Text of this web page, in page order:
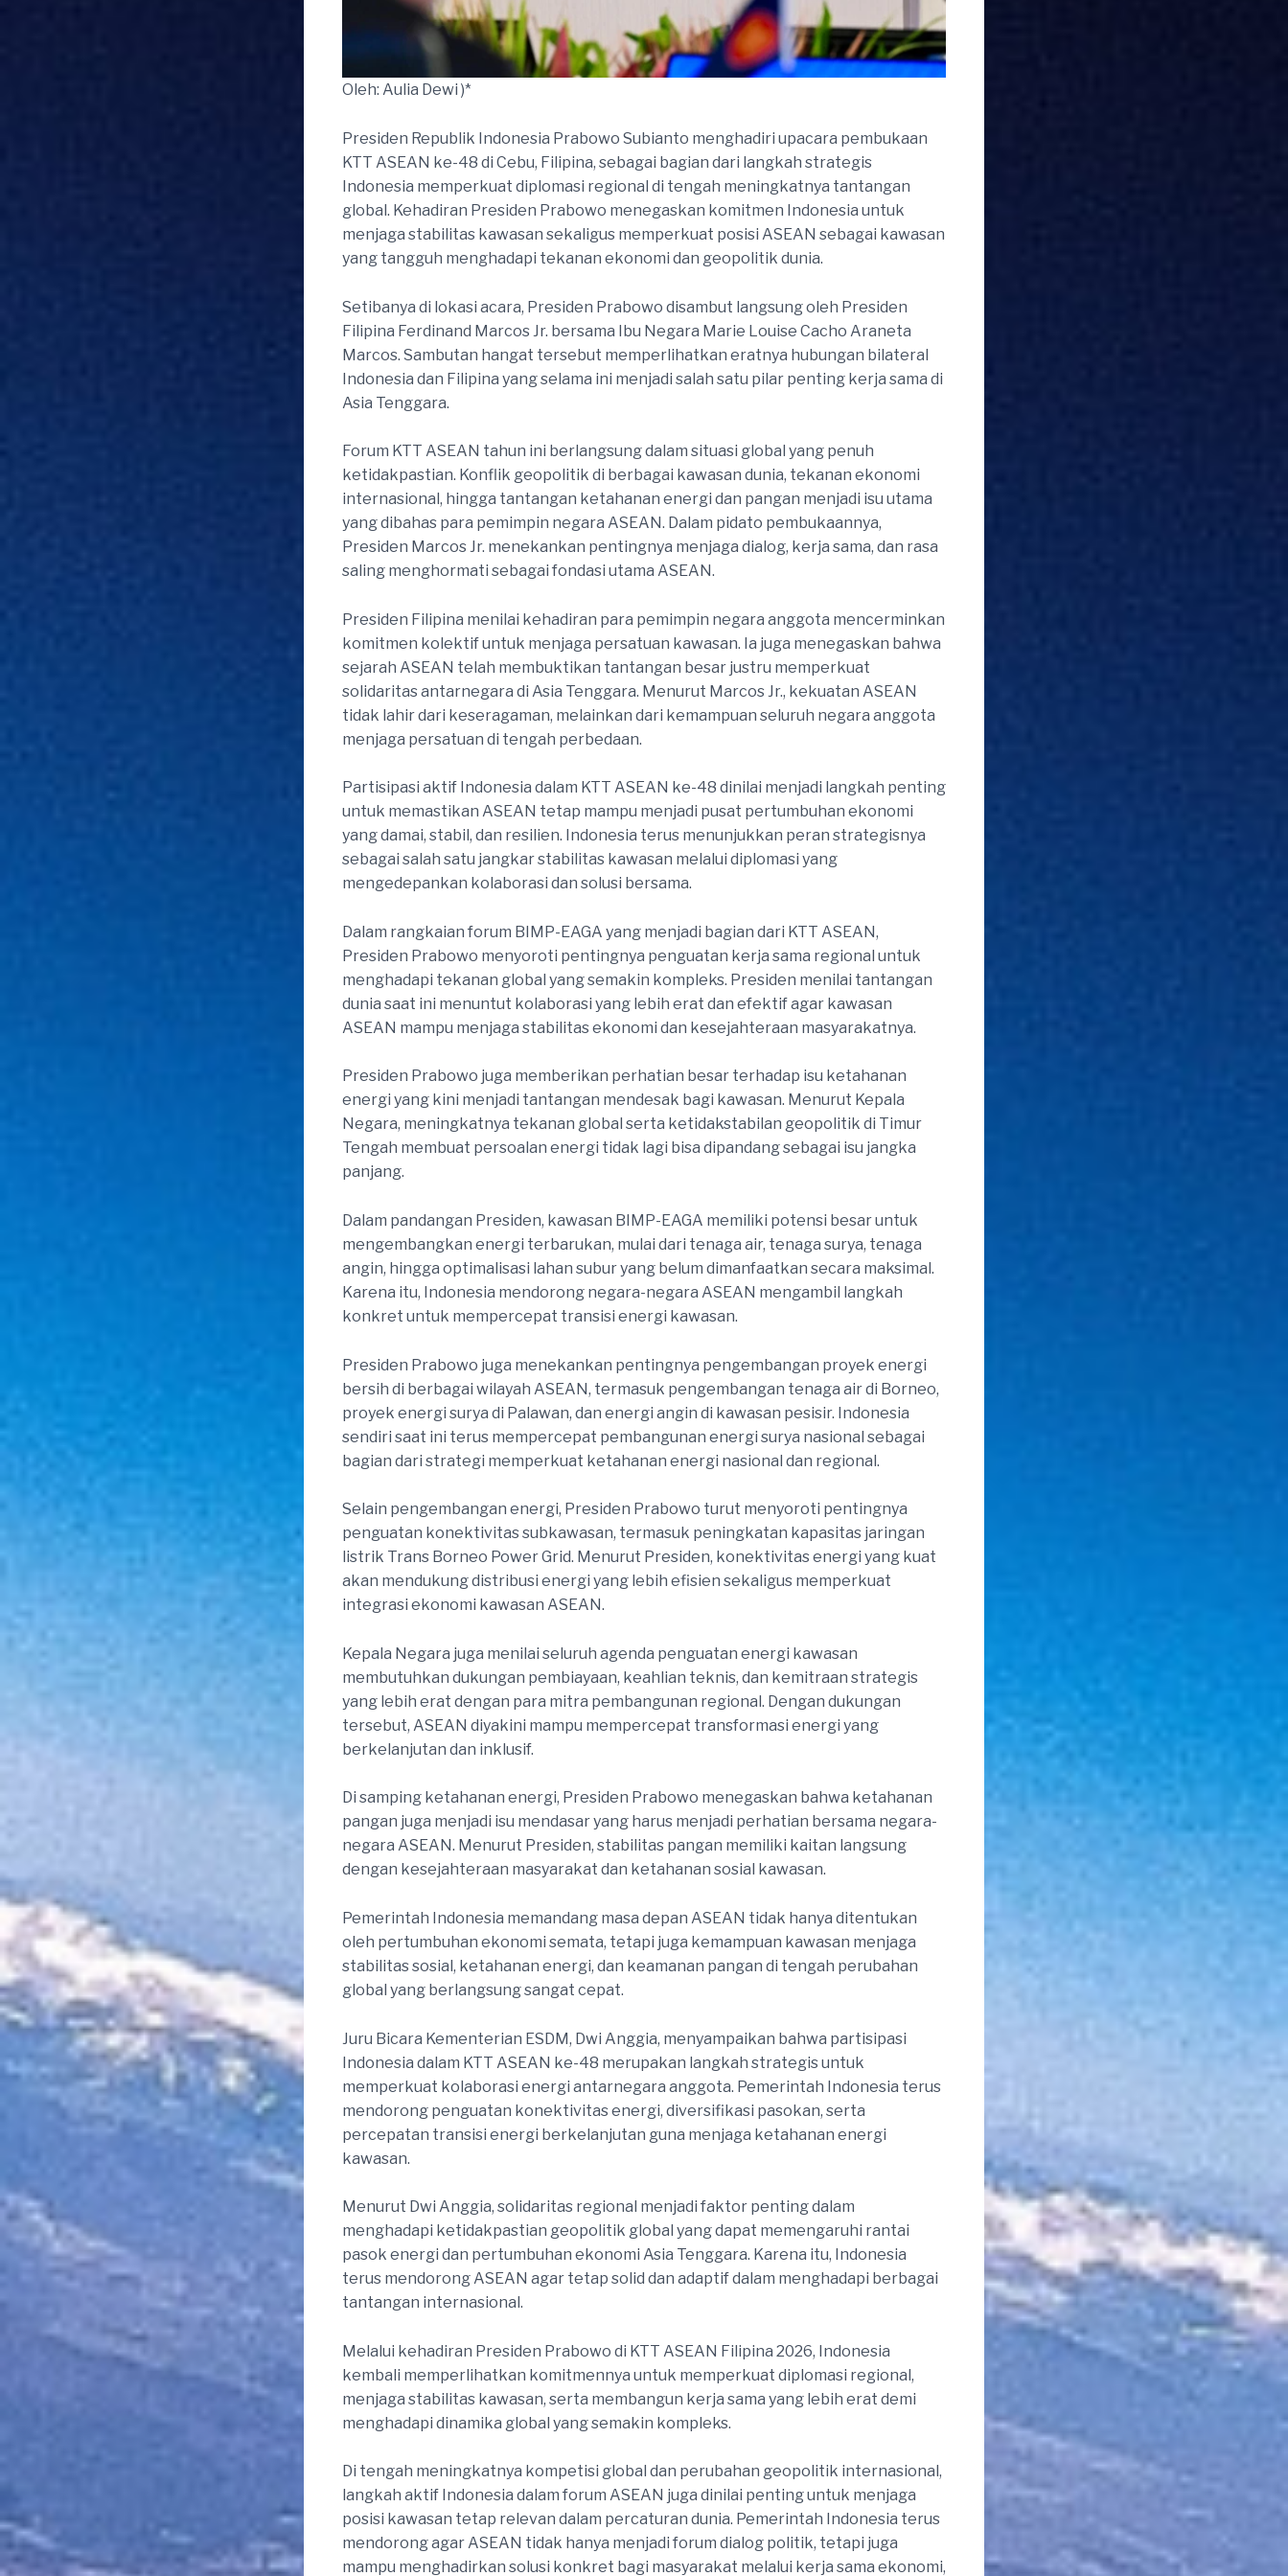
Oleh: Aulia Dewi )*
Presiden Republik Indonesia Prabowo Subianto menghadiri upacara pembukaan
KTT ASEAN ke-48 di Cebu, Filipina, sebagai bagian dari langkah strategis
Indonesia memperkuat diplomasi regional di tengah meningkatnya tantangan
global. Kehadiran Presiden Prabowo menegaskan komitmen Indonesia untuk
menjaga stabilitas kawasan sekaligus memperkuat posisi ASEAN sebagai kawasan
yang tangguh menghadapi tekanan ekonomi dan geopolitik dunia.
Setibanya di lokasi acara, Presiden Prabowo disambut langsung oleh Presiden
Filipina Ferdinand Marcos Jr. bersama Ibu Negara Marie Louise Cacho Araneta
Marcos. Sambutan hangat tersebut memperlihatkan eratnya hubungan bilateral
Indonesia dan Filipina yang selama ini menjadi salah satu pilar penting kerja sama di
Asia Tenggara.
Forum KTT ASEAN tahun ini berlangsung dalam situasi global yang penuh
ketidakpastian. Konflik geopolitik di berbagai kawasan dunia, tekanan ekonomi
internasional, hingga tantangan ketahanan energi dan pangan menjadi isu utama
yang dibahas para pemimpin negara ASEAN. Dalam pidato pembukaannya,
Presiden Marcos Jr. menekankan pentingnya menjaga dialog, kerja sama, dan rasa
saling menghormati sebagai fondasi utama ASEAN.
Presiden Filipina menilai kehadiran para pemimpin negara anggota mencerminkan
komitmen kolektif untuk menjaga persatuan kawasan. Ia juga menegaskan bahwa
sejarah ASEAN telah membuktikan tantangan besar justru memperkuat
solidaritas antarnegara di Asia Tenggara. Menurut Marcos Jr., kekuatan ASEAN
tidak lahir dari keseragaman, melainkan dari kemampuan seluruh negara anggota
menjaga persatuan di tengah perbedaan.
Partisipasi aktif Indonesia dalam KTT ASEAN ke-48 dinilai menjadi langkah penting
untuk memastikan ASEAN tetap mampu menjadi pusat pertumbuhan ekonomi
yang damai, stabil, dan resilien. Indonesia terus menunjukkan peran strategisnya
sebagai salah satu jangkar stabilitas kawasan melalui diplomasi yang
mengedepankan kolaborasi dan solusi bersama.
Dalam rangkaian forum BIMP-EAGA yang menjadi bagian dari KTT ASEAN,
Presiden Prabowo menyoroti pentingnya penguatan kerja sama regional untuk
menghadapi tekanan global yang semakin kompleks. Presiden menilai tantangan
dunia saat ini menuntut kolaborasi yang lebih erat dan efektif agar kawasan
ASEAN mampu menjaga stabilitas ekonomi dan kesejahteraan masyarakatnya.
Presiden Prabowo juga memberikan perhatian besar terhadap isu ketahanan
energi yang kini menjadi tantangan mendesak bagi kawasan. Menurut Kepala
Negara, meningkatnya tekanan global serta ketidakstabilan geopolitik di Timur
Tengah membuat persoalan energi tidak lagi bisa dipandang sebagai isu jangka
panjang.
Dalam pandangan Presiden, kawasan BIMP-EAGA memiliki potensi besar untuk
mengembangkan energi terbarukan, mulai dari tenaga air, tenaga surya, tenaga
angin, hingga optimalisasi lahan subur yang belum dimanfaatkan secara maksimal.
Karena itu, Indonesia mendorong negara-negara ASEAN mengambil langkah
konkret untuk mempercepat transisi energi kawasan.
Presiden Prabowo juga menekankan pentingnya pengembangan proyek energi
bersih di berbagai wilayah ASEAN, termasuk pengembangan tenaga air di Borneo,
proyek energi surya di Palawan, dan energi angin di kawasan pesisir. Indonesia
sendiri saat ini terus mempercepat pembangunan energi surya nasional sebagai
bagian dari strategi memperkuat ketahanan energi nasional dan regional.
Selain pengembangan energi, Presiden Prabowo turut menyoroti pentingnya
penguatan konektivitas subkawasan, termasuk peningkatan kapasitas jaringan
listrik Trans Borneo Power Grid. Menurut Presiden, konektivitas energi yang kuat
akan mendukung distribusi energi yang lebih efisien sekaligus memperkuat
integrasi ekonomi kawasan ASEAN.
Kepala Negara juga menilai seluruh agenda penguatan energi kawasan
membutuhkan dukungan pembiayaan, keahlian teknis, dan kemitraan strategis
yang lebih erat dengan para mitra pembangunan regional. Dengan dukungan
tersebut, ASEAN diyakini mampu mempercepat transformasi energi yang
berkelanjutan dan inklusif.
Di samping ketahanan energi, Presiden Prabowo menegaskan bahwa ketahanan
pangan juga menjadi isu mendasar yang harus menjadi perhatian bersama negara-
negara ASEAN. Menurut Presiden, stabilitas pangan memiliki kaitan langsung
dengan kesejahteraan masyarakat dan ketahanan sosial kawasan.
Pemerintah Indonesia memandang masa depan ASEAN tidak hanya ditentukan
oleh pertumbuhan ekonomi semata, tetapi juga kemampuan kawasan menjaga
stabilitas sosial, ketahanan energi, dan keamanan pangan di tengah perubahan
global yang berlangsung sangat cepat.
Juru Bicara Kementerian ESDM, Dwi Anggia, menyampaikan bahwa partisipasi
Indonesia dalam KTT ASEAN ke-48 merupakan langkah strategis untuk
memperkuat kolaborasi energi antarnegara anggota. Pemerintah Indonesia terus
mendorong penguatan konektivitas energi, diversifikasi pasokan, serta
percepatan transisi energi berkelanjutan guna menjaga ketahanan energi
kawasan.
Menurut Dwi Anggia, solidaritas regional menjadi faktor penting dalam
menghadapi ketidakpastian geopolitik global yang dapat memengaruhi rantai
pasok energi dan pertumbuhan ekonomi Asia Tenggara. Karena itu, Indonesia
terus mendorong ASEAN agar tetap solid dan adaptif dalam menghadapi berbagai
tantangan internasional.
Melalui kehadiran Presiden Prabowo di KTT ASEAN Filipina 2026, Indonesia
kembali memperlihatkan komitmennya untuk memperkuat diplomasi regional,
menjaga stabilitas kawasan, serta membangun kerja sama yang lebih erat demi
menghadapi dinamika global yang semakin kompleks.
Di tengah meningkatnya kompetisi global dan perubahan geopolitik internasional,
langkah aktif Indonesia dalam forum ASEAN juga dinilai penting untuk menjaga
posisi kawasan tetap relevan dalam percaturan dunia. Pemerintah Indonesia terus
mendorong agar ASEAN tidak hanya menjadi forum dialog politik, tetapi juga
mampu menghadirkan solusi konkret bagi masyarakat melalui kerja sama ekonomi,